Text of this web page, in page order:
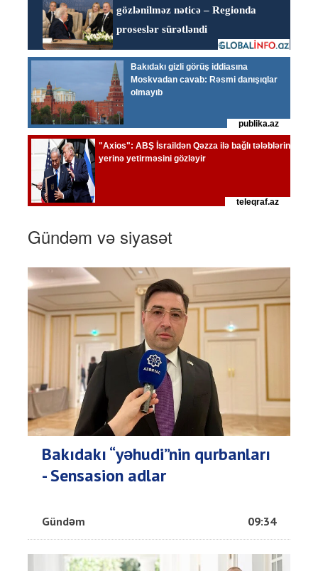
Gündəm və siyasət
Bakıdakı “yəhudi”nin qurbanları
- Sensasion adlar
Gündəm 09:34